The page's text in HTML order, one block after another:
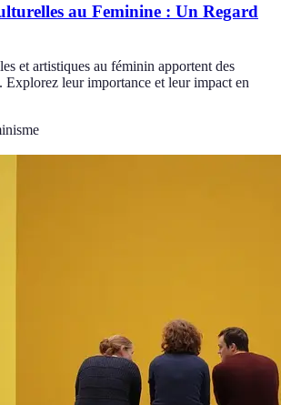
au Feminine : Un Regard
et artistiques au féminin apportent des
Explorez leur importance et leur impact en